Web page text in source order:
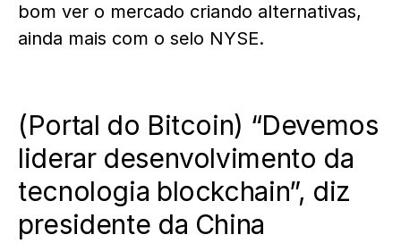
bom ver o mercado criando alternativas,
ainda mais com o selo NYSE.
(Portal do Bitcoin) “Devemos
liderar desenvolvimento da
tecnologia blockchain”, diz
presidente da China